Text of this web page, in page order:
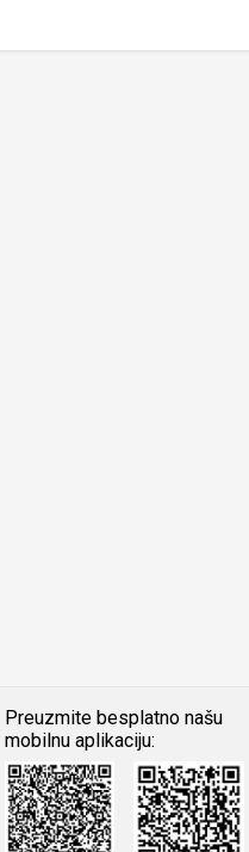
Preuzmite besplatno našu
mobilnu aplikaciju:
Android iOS